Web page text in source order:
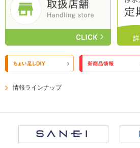
情報ラインナップ